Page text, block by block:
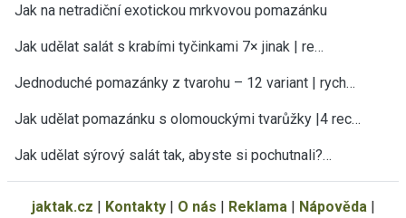
Jak na netradiční exotickou mrkvovou pomazánku
Jak udělat salát s krabími tyčinkami 7× jinak | re…
Jednoduché pomazánky z tvarohu – 12 variant | rych…
Jak udělat pomazánku s olomouckými tvarůžky |4 rec…
Jak udělat sýrový salát tak, abyste si pochutnali?…
jaktak.cz | Kontakty| O nás | Reklama | Nápověda |